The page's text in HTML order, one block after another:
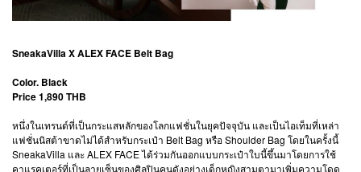
SneakaVilla X ALEX FACE Belt Bag
Color. Black
Price 1,890 THB
หนึ่งในเทรนด์ที่เป็นกระแสหลักของโลกแฟชั่นในยุคปัจจุบัน และเป็นไอเท็มที่เหล่า
แฟชั่นนิสต้าขาดไม่ได้สำหรับกระเป๋า Belt Bag หรือ Shoulder Bag โดยในครั้งนี้
SneakaVilla และ ALEX FACE ได้ร่วมกันออกแบบกระเป๋าใบนี้ขึ้นมาโดยการใช้
คาแรคเตอร์ที่เป็นลายเซ็นของศิลปินคนดังอย่างเด็กหญิงสามตามาเพิ่มความโดด